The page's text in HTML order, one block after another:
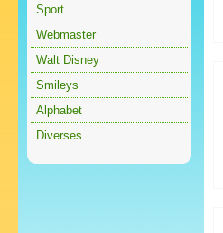
Sport
Webmaster
Walt Disney
Smileys
Alphabet
Diverses